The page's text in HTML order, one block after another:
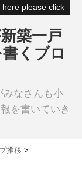
here please click
築一戸
くブロ
みなさんも小
を書いていき
推移 >